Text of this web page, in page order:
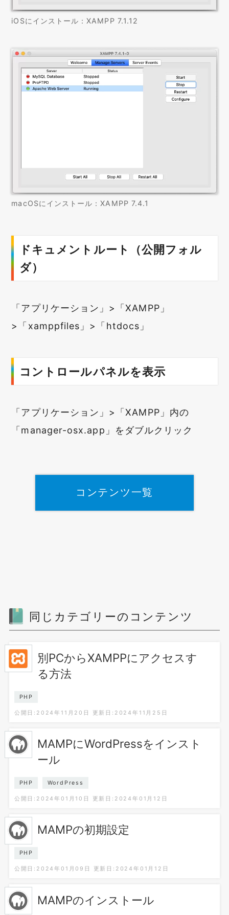
iOSにインストール：XAMPP 7.1.12
macOSにインストール：XAMPP 7.4.1
ドキュメントルート（公開フォル
ダ）
「アプリケーション」>「XAMPP」
>「xamppfiles」>「htdocs」
コントロールパネルを表示
「アプリケーション」>「XAMPP」内の
「manager-osx.app」をダブルクリック
コンテンツ一覧
同じカテゴリーのコンテンツ
別PCからXAMPPにアクセスす
る方法
PHP
公開日:2024年11月20日 更新日:2024年11月25日
MAMPにWordPressをインスト
ール
PHP WordPress
公開日:2024年01月10日 更新日:2024年01月12日
MAMPの初期設定
PHP
公開日:2024年01月09日 更新日:2024年01月12日
MAMPのインストール